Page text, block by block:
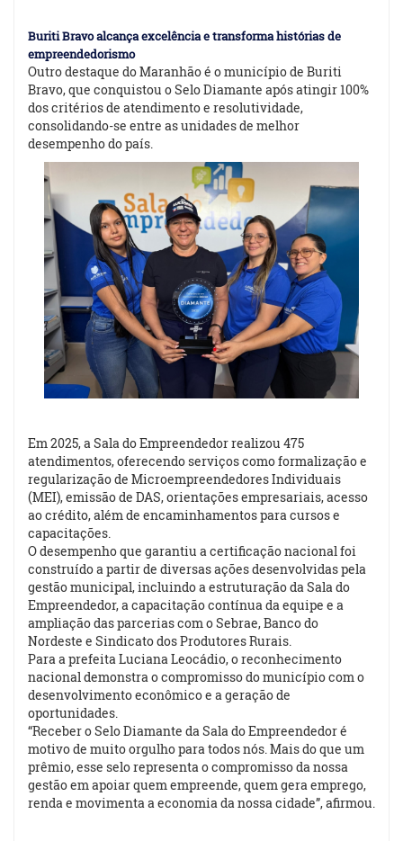
Buriti Bravo alcança excelência e transforma histórias de
empreendedorismo
Outro destaque do Maranhão é o município de Buriti
Bravo, que conquistou o Selo Diamante após atingir 100%
dos critérios de atendimento e resolutividade,
consolidando-se entre as unidades de melhor
desempenho do país.
Em 2025, a Sala do Empreendedor realizou 475
atendimentos, oferecendo serviços como formalização e
regularização de Microempreendedores Individuais
(MEI), emissão de DAS, orientações empresariais, acesso
ao crédito, além de encaminhamentos para cursos e
capacitações.
O desempenho que garantiu a certificação nacional foi
construído a partir de diversas ações desenvolvidas pela
gestão municipal, incluindo a estruturação da Sala do
Empreendedor, a capacitação contínua da equipe e a
ampliação das parcerias com o Sebrae, Banco do
Nordeste e Sindicato dos Produtores Rurais.
Para a prefeita Luciana Leocádio, o reconhecimento
nacional demonstra o compromisso do município com o
desenvolvimento econômico e a geração de
oportunidades.
“Receber o Selo Diamante da Sala do Empreendedor é
motivo de muito orgulho para todos nós. Mais do que um
prêmio, esse selo representa o compromisso da nossa
gestão em apoiar quem empreende, quem gera emprego,
renda e movimenta a economia da nossa cidade”, afirmou.